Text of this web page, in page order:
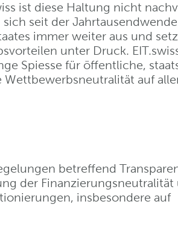
ist diese Haltung nicht
seit der
immer weiter aus und
unter Druck.
Spiesse für öffentliche,
auf
betreffend
der Finanzierungs­neutralität
insbesondere auf